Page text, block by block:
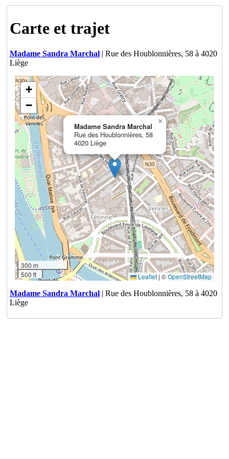
Carte et trajet
Madame Sandra Marchal| Rue des Houblonnières, 58 à 4020
Liège
Madame Sandra Marchal
Rue des Houblonnières, 58
4020 Liège
×
+
−
300 m
500 ft
Leaflet | ©OpenStreetMap
Madame Sandra Marchal| Rue des Houblonnières, 58 à 4020
Liège